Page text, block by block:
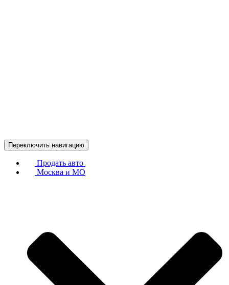
Переключить навигацию
Продать авто
Москва и МО